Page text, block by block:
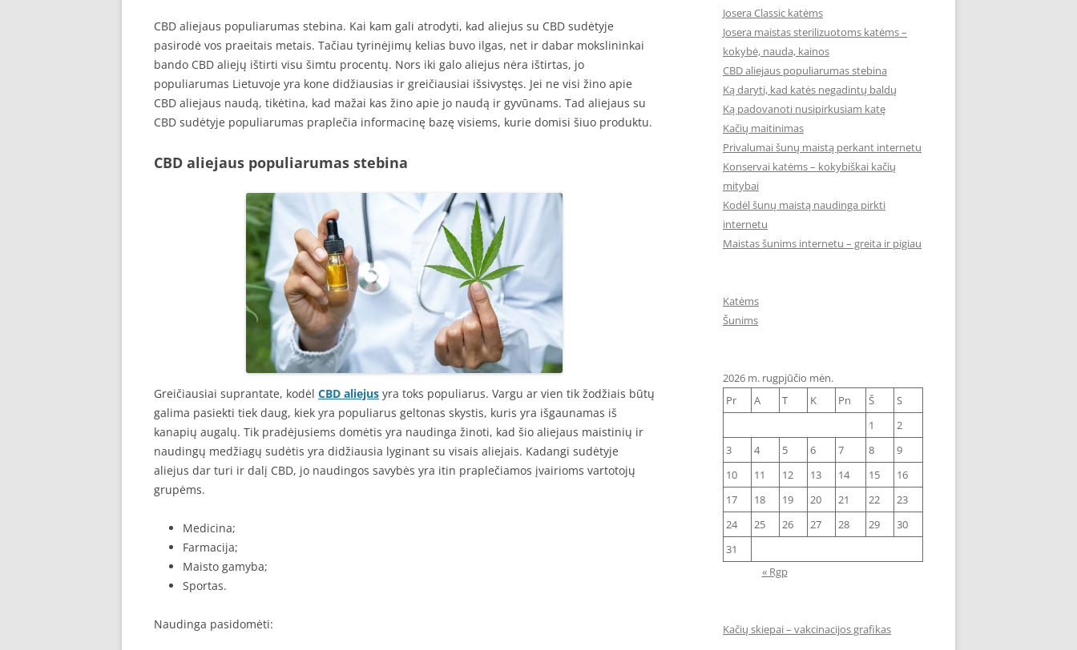
CBD aliejaus populiarumas stebina. Kai kam gali atrodyti, kad aliejus su CBD sudėtyje
pasirodė vos praeitais metais. Tačiau tyrinėjimų kelias buvo ilgas, net ir dabar mokslininkai
bando CBD aliejų ištirti visu šimtu procentų. Nors iki galo aliejus nėra ištirtas, jo
populiarumas Lietuvoje yra kone didžiausias ir greičiausiai išsivystęs. Jei ne visi žino apie
CBD aliejaus naudą, tikėtina, kad mažai kas žino apie jo naudą ir gyvūnams. Tad aliejaus su
CBD sudėtyje populiarumas praplečia informacinę bazę visiems, kurie domisi šiuo produktu.
CBD aliejaus populiarumas stebina
Greičiausiai suprantate, kodėl CBD aliejus yra toks populiarus. Vargu ar vien tik žodžiais būtų
galima pasiekti tiek daug, kiek yra populiarus geltonas skystis, kuris yra išgaunamas iš
kanapių augalų. Tik pradėjusiems domėtis yra naudinga žinoti, kad šio aliejaus maistinių ir
naudingų medžiagų sudėtis yra didžiausia lyginant su visais aliejais. Kadangi sudėtyje
aliejus dar turi ir dalį CBD, jo naudingos savybės yra itin praplečiamos įvairioms vartotojų
grupėms.
Medicina;
Farmacija;
Maisto gamyba;
Sportas.
Naudinga pasidomėti:
Josera Classic katėms
Josera maistas sterilizuotoms katėms –
kokybė, nauda, kainos
CBD aliejaus populiarumas stebina
Ką daryti, kad katės negadintų baldų
Ką padovanoti nusipirkusiam katę
Kačių maitinimas
Privalumai šunų maistą perkant internetu
Konservai katėms – kokybiškai kačių
mitybai
Kodėl šunų maistą naudinga pirkti
internetu
Maistas šunims internetu – greita ir pigiau
Katėms
Šunims
2026 m. rugpjūčio mėn.
Pr
A T K Pn Š
S
1
2
3
4 5 6 7 8
9
10
11 12 13 14 15
16
17
18 19 20 21 22
23
24
25 26 27 28 29
30
31
« Rgp
Kačių skiepai – vakcinacijos grafikas